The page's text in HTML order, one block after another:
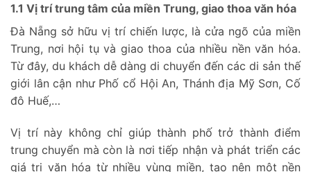
1.1 Vị trí trung tâm của miền Trung, giao thoa văn hóa
Đà Nẵng sở hữu vị trí chiến lược, là cửa ngõ của miền
Trung, nơi hội tụ và giao thoa của nhiều nền văn hóa.
Từ đây, du khách dễ dàng di chuyển đến các di sản thế
giới lân cận như Phố cổ Hội An, Thánh địa Mỹ Sơn, Cố
đô Huế,…
Vị trí này không chỉ giúp thành phố trở thành điểm
trung chuyển mà còn là nơi tiếp nhận và phát triển các
giá trị văn hóa từ nhiều vùng miền, tạo nên một nền